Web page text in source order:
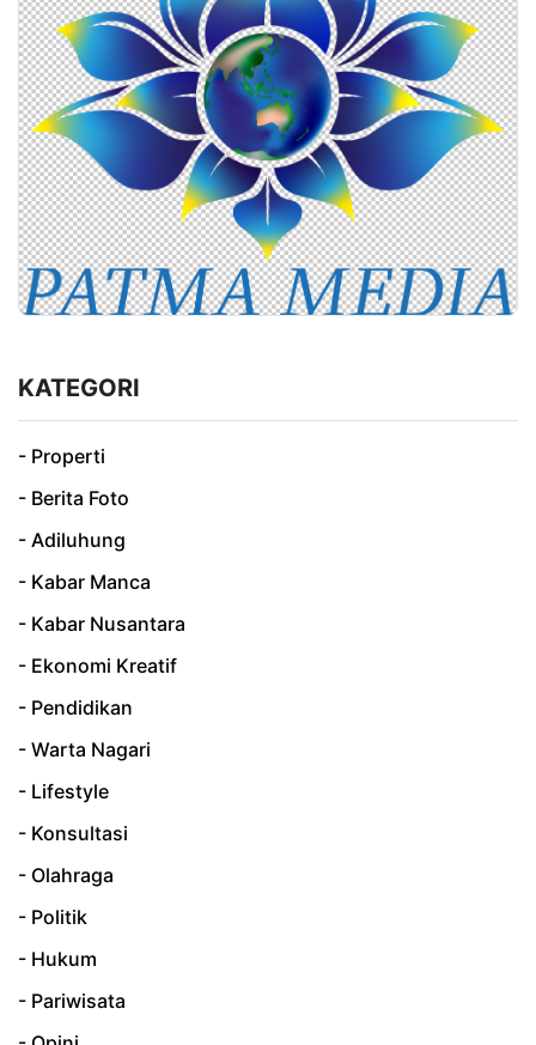
KATEGORI
- Properti
- Berita Foto
- Adiluhung
- Kabar Manca
- Kabar Nusantara
- Ekonomi Kreatif
- Pendidikan
- Warta Nagari
- Lifestyle
- Konsultasi
- Olahraga
- Politik
- Hukum
- Pariwisata